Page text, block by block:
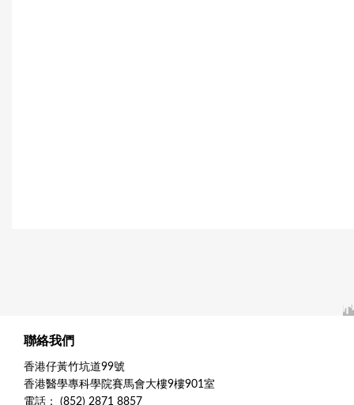
聯絡我們
香港仔黃竹坑道99號
香港醫學專科學院賽馬會大樓9樓901室
電話： (852) 2871 8857